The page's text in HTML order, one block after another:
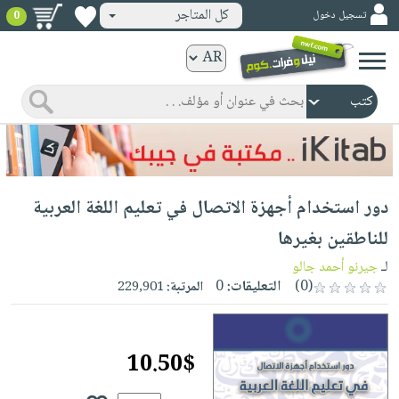
ورقية
المواضيع
صدر
حديثاً
الأكثر
مبيعاً
جوائز
شحن
مخفض
عروض
صفحات
مشوقة
كتب
الكترونية
الرئيسية
صدر
حديثاً
الأكثر
مبيعاً
كتب
مجانية
صوتية
الصفحة
الرئيسية
masmu3
بلا
حدود
أطفال
الصفحةوسائل
تسجيل دخول كل المتاجر 0
دور استخدام أجهزة الاتصال في تعليم اللغة العربية
للناطقين بغيرها
لـجيرنو أحمد جالو
(0)
التعليقات:0 المرتبة:229,901
10.50$